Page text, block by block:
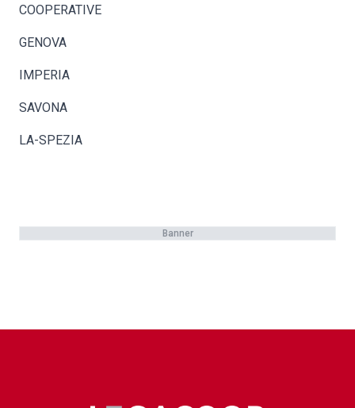
COOPERATIVE
GENOVA
IMPERIA
SAVONA
LA-SPEZIA
Banner